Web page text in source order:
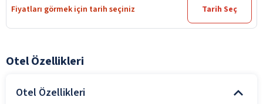
Fiyatları görmek için tarih seçiniz Tarih Seç
Otel Özellikleri
Otel Özellikleri